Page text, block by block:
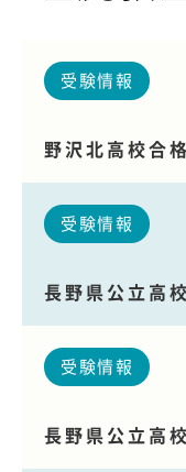
受験情報
野沢北高校合
受験情報
長野県公立高
受験情報
長野県公立高